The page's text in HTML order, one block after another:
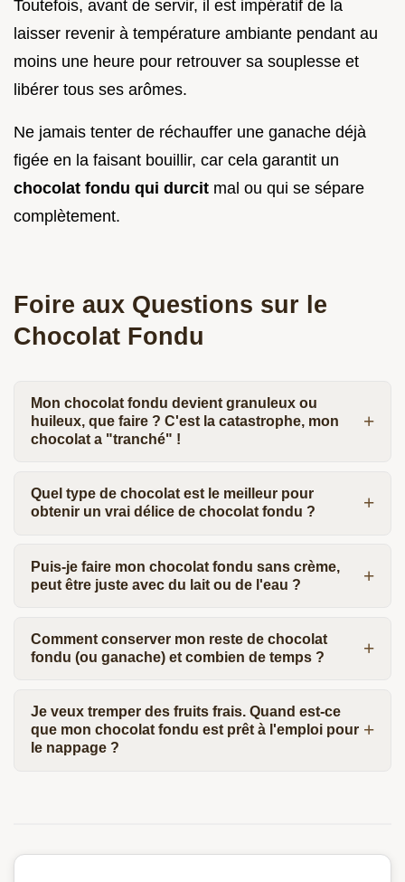
Toutefois, avant de servir, il est impératif de la
laisser revenir à température ambiante pendant au
moins une heure pour retrouver sa souplesse et
libérer tous ses arômes.
Ne jamais tenter de réchauffer une ganache déjà
figée en la faisant bouillir, car cela garantit un
chocolat fondu qui durcit mal ou qui se sépare
complètement.
Foire aux Questions sur le
Chocolat Fondu
Mon chocolat fondu devient granuleux ou
huileux, que faire ? C'est la catastrophe, mon
chocolat a "tranché" !
Quel type de chocolat est le meilleur pour
obtenir un vrai délice de chocolat fondu ?
Puis-je faire mon chocolat fondu sans crème,
peut être juste avec du lait ou de l'eau ?
Comment conserver mon reste de chocolat
fondu (ou ganache) et combien de temps ?
Je veux tremper des fruits frais. Quand est-ce
que mon chocolat fondu est prêt à l'emploi pour
le nappage ?